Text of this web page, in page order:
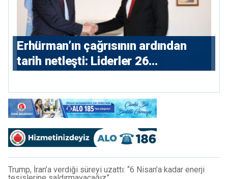
Erhürman’ın çağrısının ardından
tarih netleşti: Liderler 26
Trump, İran’a verdiği süreyi uzattı: “6 Nisan’a kadar enerji